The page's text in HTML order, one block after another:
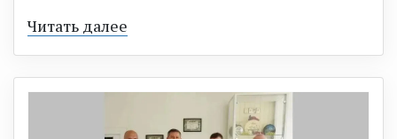
Читать далее